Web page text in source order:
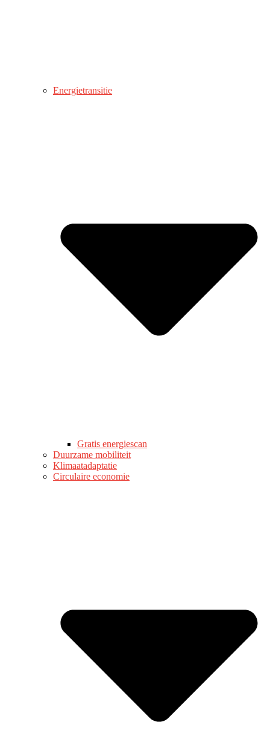
Energietransitie
Gratis energiescan
Duurzame mobiliteit
Klimaatadaptatie
Circulaire economie